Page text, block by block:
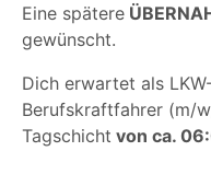
Eine spätere
gewünscht.
Dich erwartet als
Berufskraftfahrer (m/
Tagschicht von ca.